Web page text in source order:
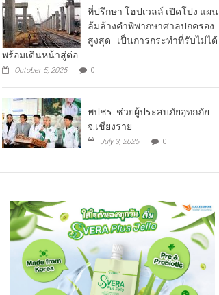
ที่ปรึกษา โฮปเวลล์ เปิดโปง แผน
ล้มล้างคำพิพากษาศาลปกครอง
สูงสุด เป็นการกระทำที่รับไม่ได้
พร้อมเดินหน้าสู่ต่อ
October 5, 2025 0
พปชร. ช่วยผู้ประสบภัยอุทกภัย
จ.เชียงราย
July 3, 2025 0